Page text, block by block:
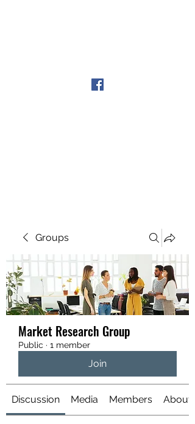
Groups
Market Research Group
Public · 1 member
Join
Discussion Media Members About